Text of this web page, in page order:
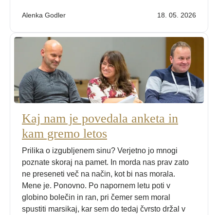
Alenka Godler 18. 05. 2026
Kaj nam je povedala anketa in
kam gremo letos
Prilika o izgubljenem sinu? Verjetno jo mnogi
poznate skoraj na pamet. In morda nas prav zato
ne preseneti več na način, kot bi nas morala.
Mene je. Ponovno. Po napornem letu poti v
globino bolečin in ran, pri čemer sem moral
spustiti marsikaj, kar sem do tedaj čvrsto držal v